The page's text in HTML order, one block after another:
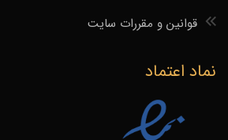
قوانین و مقررات سایت
نماد اعتماد